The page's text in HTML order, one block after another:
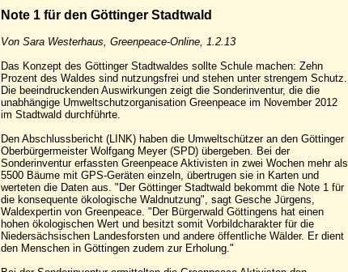
Note 1 für den Göttinger Stadtwald
Von Sara Westerhaus, Greenpeace-Online, 1.2.13
Das Konzept des Göttinger Stadtwaldes sollte Schule machen: Zehn
Prozent des Waldes sind nutzungsfrei und stehen unter strengem Schutz.
Die beeindruckenden Auswirkungen zeigt die Sonderinventur, die die
unabhängige Umweltschutzorganisation Greenpeace im November 2012
im Stadtwald durchführte.
Den Abschlussbericht (LINK) haben die Umweltschützer an den Göttinger
Oberbürgermeister Wolfgang Meyer (SPD) übergeben. Bei der
Sonderinventur erfassten Greenpeace Aktivisten in zwei Wochen mehr als
5500 Bäume mit GPS-Geräten einzeln, übertrugen sie in Karten und
werteten die Daten aus. "Der Göttinger Stadtwald bekommt die Note 1 für
die konsequente ökologische Waldnutzung", sagt Gesche Jürgens,
Waldexpertin von Greenpeace. "Der Bürgerwald Göttingens hat einen
hohen ökologischen Wert und besitzt somit Vorbildcharakter für die
Niedersächsischen Landesforsten und andere öffentliche Wälder. Er dient
den Menschen in Göttingen zudem zur Erholung."